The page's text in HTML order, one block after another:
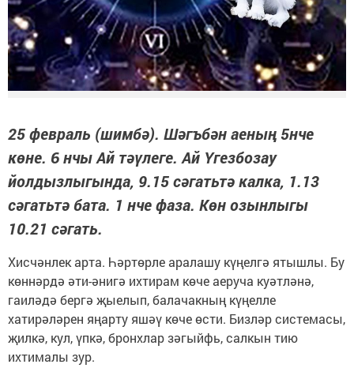
25 февраль (шимбә). Шәгъбән аеның 5нче
көне. 6 нчы Ай тәүлеге. Ай Үгезбозау
йолдызлыгында, 9.15 сәгатьтә калка, 1.13
сәгатьтә бата. 1 нче фаза. Көн озынлыгы
10.21 сәгать.
Хисчәнлек арта. Һәртөрле аралашу күңелгә ятышлы. Бу
көннәрдә әти-әнигә ихтирам көче аеруча куәтләнә,
гаиләдә бергә җыелып, балачакның күңелле
хатирәләрен яңарту яшәү көче өсти. Бизләр системасы,
җилкә, кул, үпкә, бронхлар зәгыйфь, салкын тию
ихтималы зур.